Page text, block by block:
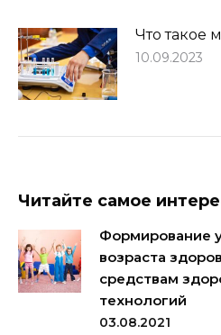
Что такое
10.09.2023
Читайте самое
Формирование
возраста
средствам
технологий
03.08.2021